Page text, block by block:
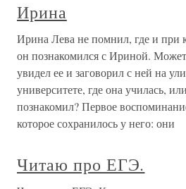
Ирина
Ирина Лева не помнил, где и при
он познакомился с Ириной.
увидел ее и заговорил с ней на
университете, где она училась,
познакомил? Первое
которое сохранилось у него: они
Читаю про ЕГЭ.